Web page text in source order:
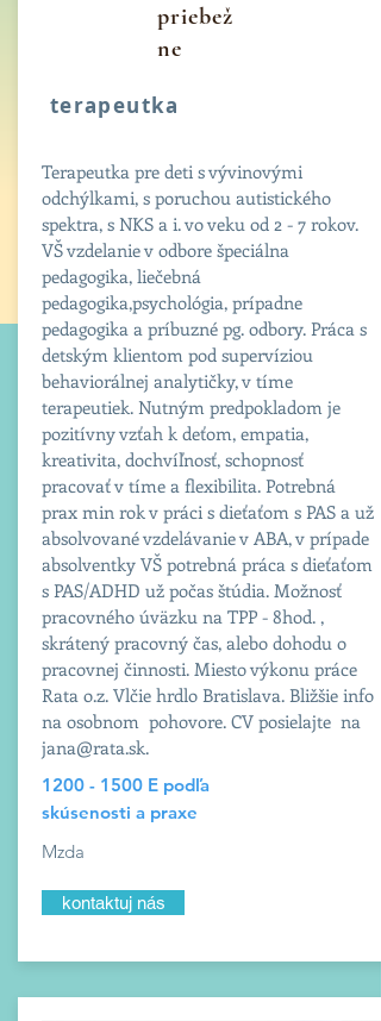
priebež
ne
terapeutka
Terapeutka pre deti s vývinovými
odchýlkami, s poruchou autistického
spektra, s NKS a i. vo veku od 2 - 7 rokov.
VŠ vzdelanie v odbore špeciálna
pedagogika, liečebná
pedagogika,psychológia, prípadne
pedagogika a príbuzné pg. odbory. Práca s
detským klientom pod supervíziou
behaviorálnej analytičky, v tíme
terapeutiek. Nutným predpokladom je
pozitívny vzťah k deťom, empatia,
kreativita, dochvíľnosť, schopnosť
pracovať v tíme a flexibilita. Potrebná
prax min rok v práci s dieťaťom s PAS a už
absolvované vzdelávanie v ABA, v prípade
absolventky VŠ potrebná práca s dieťaťom
s PAS/ADHD už počas štúdia. Možnosť
pracovného úväzku na TPP - 8hod. ,
skrátený pracovný čas, alebo dohodu o
pracovnej činnosti. Miesto výkonu práce
Rata o.z. Vlčie hrdlo Bratislava. Bližšie info
na osobnom pohovore. CV posielajte na
jana@rata.sk.
1200 - 1500 E podľa
skúsenosti a praxe
Mzda
kontaktuj nás